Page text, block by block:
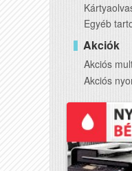
Egyéb
Akciók
Akciós
Akciós